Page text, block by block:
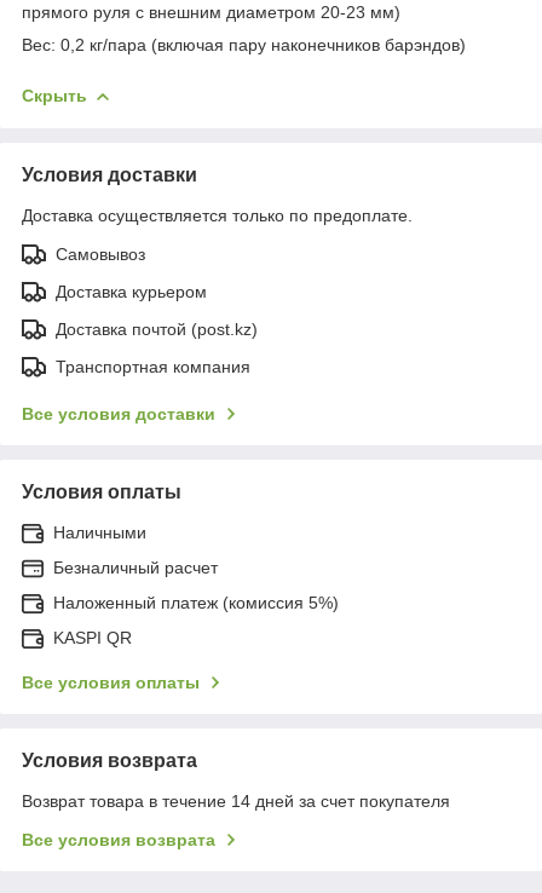
прямого руля с внешним диаметром 20-23 мм)
Вес: 0,2 кг/пара (включая пару наконечников барэндов)
Скрыть
Условия доставки
Доставка осуществляется только по предоплате.
Самовывоз
Доставка курьером
Доставка почтой (post.kz)
Транспортная компания
Все условия доставки
Условия оплаты
Наличными
Безналичный расчет
Наложенный платеж (комиссия 5%)
KASPI QR
Все условия оплаты
Условия возврата
Возврат товара в течение 14 дней за счет покупателя
Все условия возврата